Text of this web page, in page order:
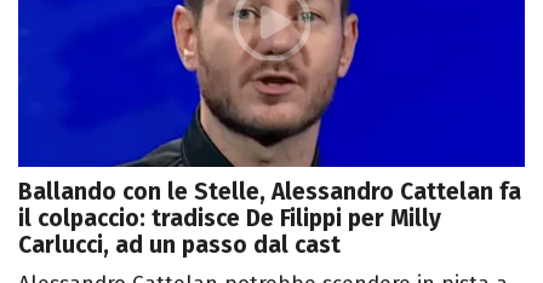
Ballando con le Stelle, Alessandro Cattelan fa
il colpaccio: tradisce De Filippi per Milly
Carlucci, ad un passo dal cast